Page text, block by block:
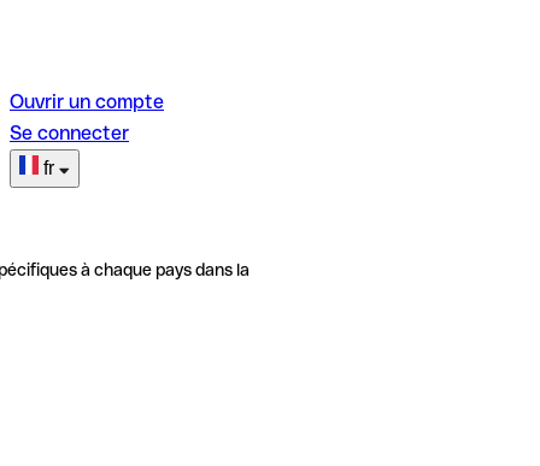
Ouvrir un compte
Se connecter
fr
à chaque pays dans la